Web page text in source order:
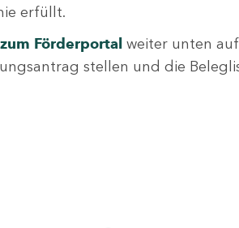
erfüllt.
zum Förderportalweiter unten auf
stellen und die